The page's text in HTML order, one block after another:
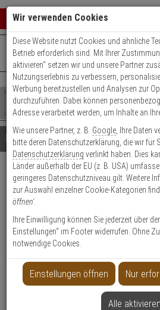
Warenkorb schließen
0 ARTIKEL IM
Ihr
Ergebnisse ()
Shop
durchsuchen
Bitte
geben
Sie
mindestens
Zeichen
ein,
um
Suche
Es
wurde
noch
Kategorien
Suche
gestartet
+49 (0)821 899 493-0Mo. - Do.: 8:00 -
Kontaktservice
Details Beratung
HIKVision DS-
2CD3726G2T-IZS(7-
Kamera
Produktmerkmale
Wir verwenden Cookies
Diese Website nutzt Cookies und ähnliche
Betrieb erforderlich sind. Mit Ihrer
aktivieren“ setzen wir und unsere Partner
Nutzungserlebnis zu verbessern,
Werbung bereitzustellen und Analysen zur
durchzuführen. Dabei können
Adresse verarbeitet werden, um Inhalte an
Wie unsere Partner, z. B. Google , Ihre Daten
bitte deren Datenschutzerklärung, die wir für
Datenschutzerklärung verlinkt haben. Dies
Länder außerhalb der EU (z. B. USA)
geringeres Datenschutzniveau gilt. Weitere
zur Auswahl einzelner Cookie-Kategorien
öffnen'.
Ihre Einwilligung können Sie jederzeit über
Einstellungen“ im Footer widerrufen. Ohne
notwendige Cookies.
Einstellungen öffnen Nur
Alle aktivieren